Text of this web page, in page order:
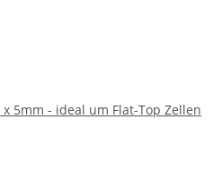
5mm - ideal um Flat-Top Zellen